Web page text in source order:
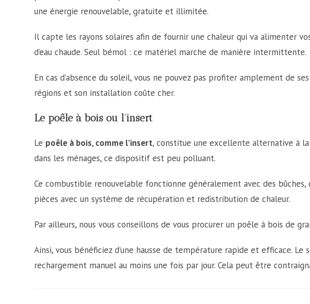
une énergie renouvelable, gratuite et illimitée.
Il capte les rayons solaires afin de fournir une chaleur qui va alimenter
d’eau chaude. Seul bémol : ce matériel marche de manière intermittente.
En cas d’absence du soleil, vous ne pouvez pas profiter amplement de
régions et son installation coûte cher.
Le poêle à bois ou l’insert
Le poêle à bois, comme l’insert, constitue une excellente alternative à
dans les ménages, ce dispositif est peu polluant.
Ce combustible renouvelable fonctionne généralement avec des
pièces avec un système de récupération et redistribution de chaleur.
Par ailleurs, nous vous conseillons de vous procurer un poêle à bois de
Ainsi, vous bénéficiez d’une hausse de température rapide et efficace.
rechargement manuel au moins une fois par jour. Cela peut être